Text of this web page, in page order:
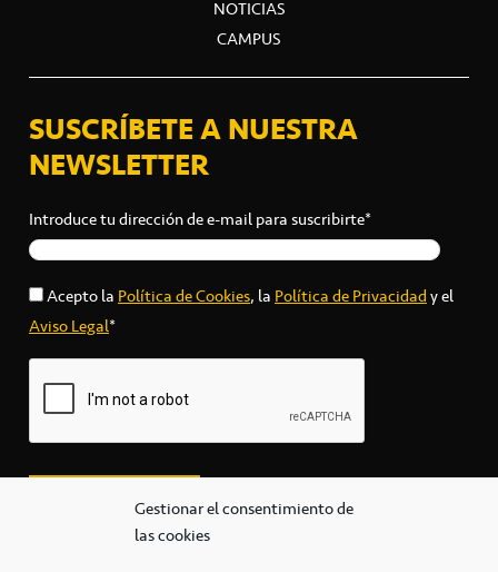
Gestionar el consentimiento de
las cookies
NOTICIAS
CAMPUS
SUSCRÍBETE A NUESTRA
NEWSLETTER
Introduce tu dirección de e-mail para suscribirte*
Acepto laPolítica de Cookies, laPolítica de Privacidady el
Aviso Legal*